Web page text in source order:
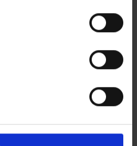
Vit RAL9003
Vit RAL9003
1 år
5 år